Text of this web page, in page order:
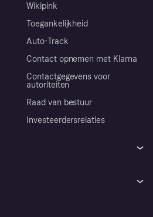
Wikipink
Toegankelijkheid
Auto-Track
Contact opnemen met Klarna
Contactgegevens voor
autoriteiten
Raad van bestuur
Investeerdersrelaties